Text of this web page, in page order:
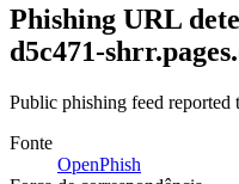
Phishing URL
d5c471-
Public phishing feed reported
Fonte
OpenPhish